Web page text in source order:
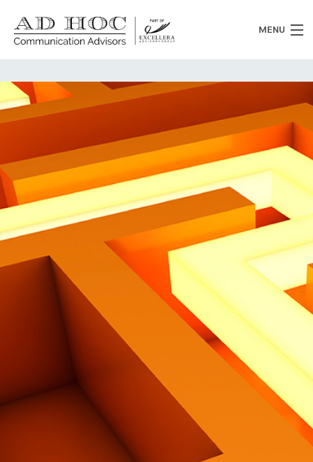
MENU
Chi siamo
Cosa facciamo
News
Clienti
Heritage
Lavora con noi
Contatti
Ita